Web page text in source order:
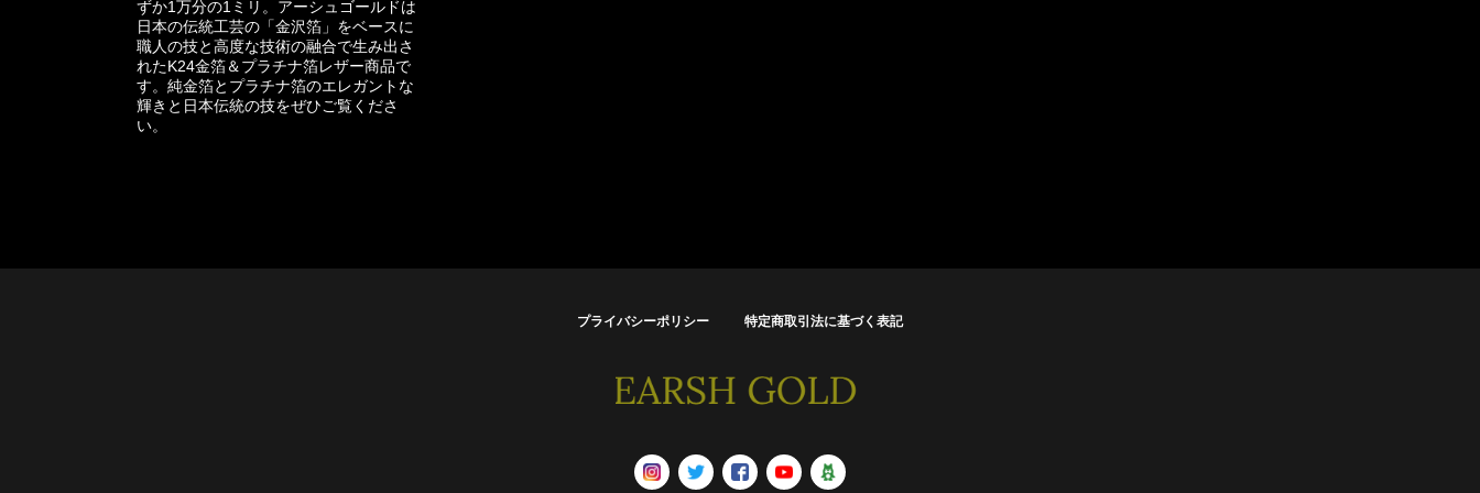
ずか1万分の1ミリ。アーシュゴールドは
日本の伝統工芸の「金沢箔」をベースに
職人の技と高度な技術の融合で生み出さ
れたK24金箔＆プラチナ箔レザー商品で
す。純金箔とプラチナ箔のエレガントな
輝きと日本伝統の技をぜひご覧くださ
い。
プライバシーポリシー 特定商取引法に基づく表記